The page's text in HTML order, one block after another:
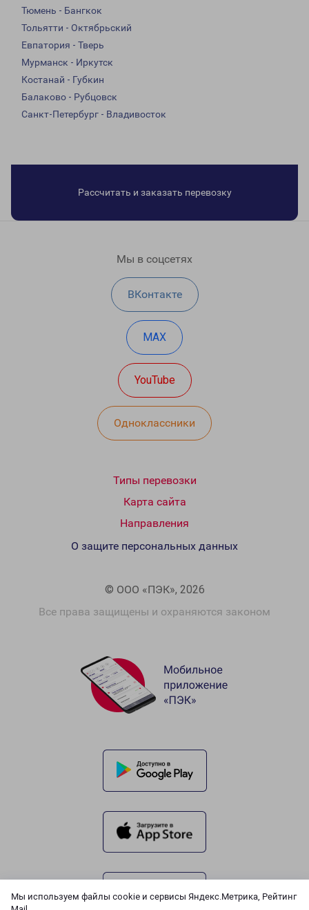
Мы используем файлы cookie и сервисы Яндекс.Метрика, Рейтинг
Тюмень - Бангкок
Тольятти - Октябрьский
Евпатория - Тверь
Мурманск - Иркутск
Костанай - Губкин
Балаково - Рубцовск
Санкт-Петербург - Владивосток
Рассчитать и заказать перевозку
Мы в соцсетях
ВКонтакте
MAX
YouTube
Одноклассники
Типы перевозки
Карта сайта
Направления
© ООО «ПЭК», 2026
Все права защищены и охраняются законом
О защите персональных данных